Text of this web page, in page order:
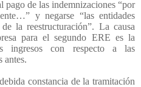
pago de las indemnizaciones “por
y negarse “las entidades
la reestructuración”. La causa
para el segundo ERE es la
ingresos con respecto a las
antes.
constancia de la tramitación